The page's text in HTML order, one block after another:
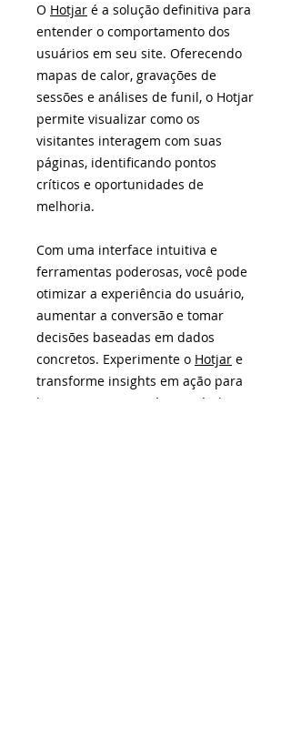
O Hotjar é a solução definitiva para
entender o comportamento dos
usuários em seu site. Oferecendo
mapas de calor, gravações de
sessões e análises de funil, o Hotjar
permite visualizar como os
visitantes interagem com suas
páginas, identificando pontos
críticos e oportunidades de
melhoria.
Com uma interface intuitiva e
ferramentas poderosas, você pode
otimizar a experiência do usuário,
aumentar a conversão e tomar
decisões baseadas em dados
concretos. Experimente o Hotjar e
transforme insights em ação para
levar seu site ao próximo nível.